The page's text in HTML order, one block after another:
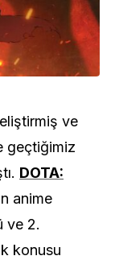
ve
geçtiğimiz
DOTA:
anime
ve 2.
konusu